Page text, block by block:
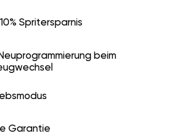
Spritersparnis
beim
Garantie